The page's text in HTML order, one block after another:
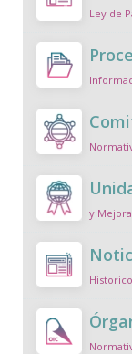
Ley de
y